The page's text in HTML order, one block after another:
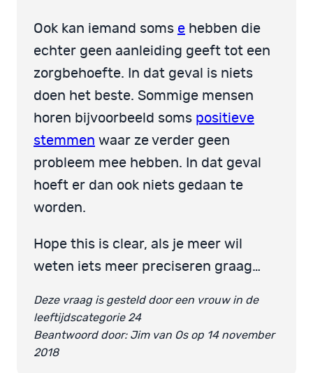
Ook kan iemand soms e hebben die
echter geen aanleiding geeft tot een
zorgbehoefte. In dat geval is niets
doen het beste. Sommige mensen
horen bijvoorbeeld soms positieve
stemmen waar ze verder geen
probleem mee hebben. In dat geval
hoeft er dan ook niets gedaan te
worden.
Hope this is clear, als je meer wil
weten iets meer preciseren graag…
Deze vraag is gesteld door een vrouw in de
leeftijdscategorie 24
Beantwoord door: Jim van Os op 14 november
2018